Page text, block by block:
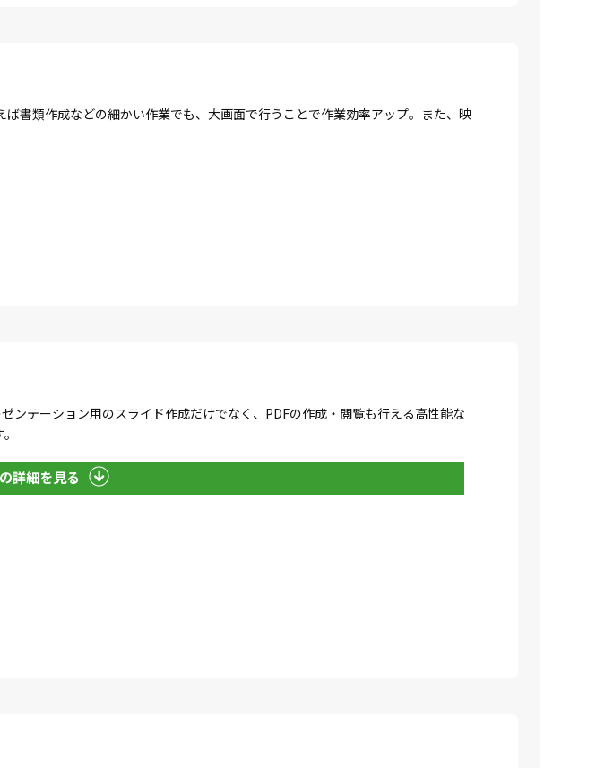
書類作成などの細かい作業でも、大画面で行うことで作業効率アップ。また、映
テーション用のスライド作成だけでなく、PDFの作成・閲覧も行える高性能な
詳細を見る